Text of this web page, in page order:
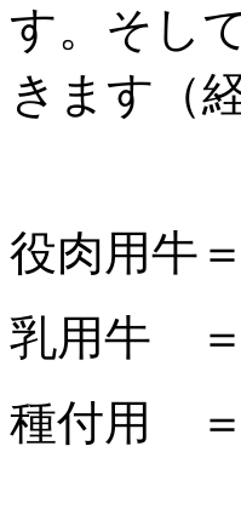
す。そし
きます（
役肉用牛
乳用牛
種付用